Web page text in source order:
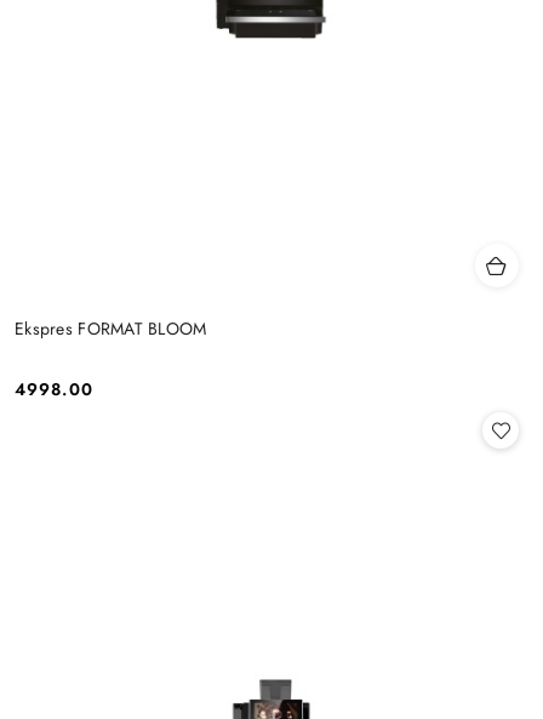
Ekspres FORMAT BLOOM
Cena:
4998.00